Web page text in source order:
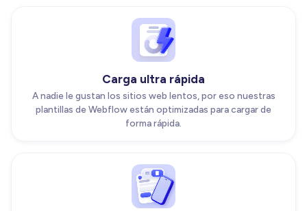
Carga ultra rápida
A nadie le gustan los sitios web lentos, por eso nuestras
plantillas de Webflow están optimizadas para cargar de
forma rápida.